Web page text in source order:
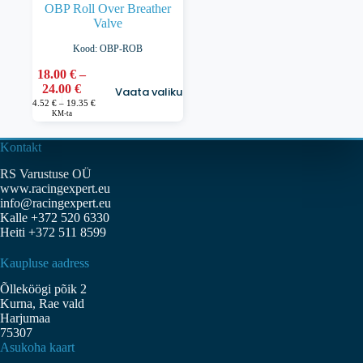
OBP Roll Over Breather
Valve
Kood: OBP-ROB
18.00€ –
24.00€Hinnavahemik:
18.00 €
14.52€ – 19.35€Hinnavahemik:
kuni
KM-ta
Vaata valikuid
Sellel
tootel
varianti.
Valikuid
saab
teha
tootelehel.
Kontakt
RS Varustuse OÜ
www.racingexpert.eu
info@racingexpert.eu
Kalle +372 520 6330
Heiti +372 511 8599
Kaupluse aadress
Õlleköögi põik 2
Kurna, Rae vald
Harjumaa
75307
Asukoha kaart